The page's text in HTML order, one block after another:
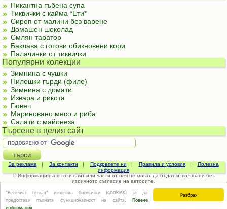
Разбрах
"Веселият Готвач" използва бисквитки (cookies) за да
предостави пълната функционалност на сайта. Повече
информация
Пикантна гъбена супа
Тиквички с кайма *Ети*
Сироп от малини без варене
Домашен шоколад
Смлян таратор
Баклава с готови обикновени кори
Палачинки от тиквички
Популярни колекции
Зимнина с чушки
Пилешки гърди (филе)
Зимнина с домати
Извара и рикота
Гювеч
Мариновано месо и риба
Салати с майонеза
Търсене в целия сайт
За реклама | За контакти | Подкрепете ни | Правила и условия| Полезна
информация
© Информацията в този сайт или части от нея не могат да бъдат използвани без
изричното съгласие на авторите.